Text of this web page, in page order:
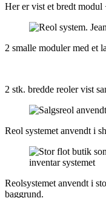
Her er vist et bredt modul
2 smalle moduler med et
2 stk. bredde reoler vist
Reol systemet anvendt i
Reolsystemet anvendt i
baggrund.